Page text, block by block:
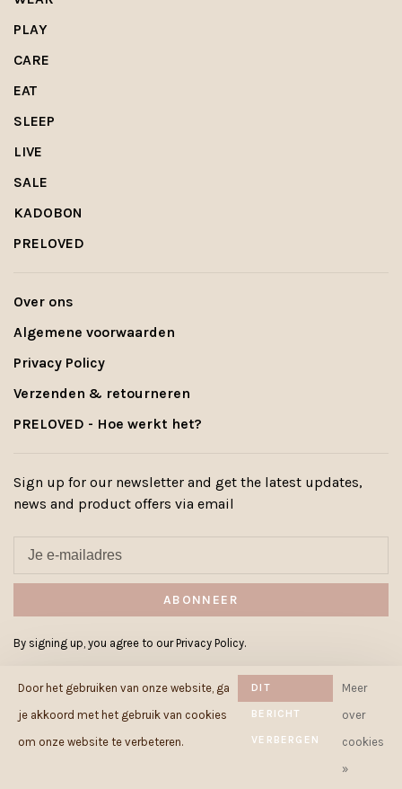
PLAY
CARE
EAT
SLEEP
LIVE
SALE
KADOBON
PRELOVED
Over ons
Algemene voorwaarden
Privacy Policy
Verzenden & retourneren
PRELOVED - Hoe werkt het?
Sign up for our newsletter and get the latest updates,
news and product offers via email
ABONNEER
By signing up, you agree to our Privacy Policy.
© Copyright 2026 Cowcow.be-
Door het gebruiken van onze website, ga
je akkoord met het gebruik van cookies
om onze website te verbeteren.
DIT
BERICHT
VERBERGEN
Meer
over
cookies
»